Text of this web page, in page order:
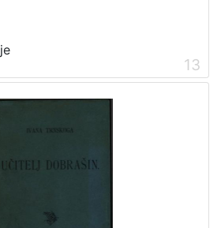
13